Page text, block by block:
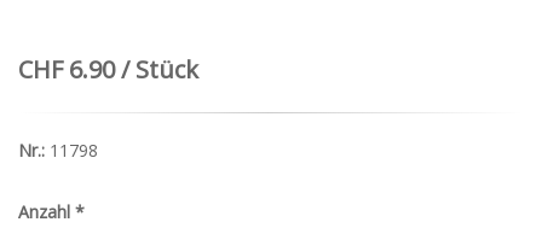
CHF 6.90 / Stück
Nr.: 11798
Anzahl *